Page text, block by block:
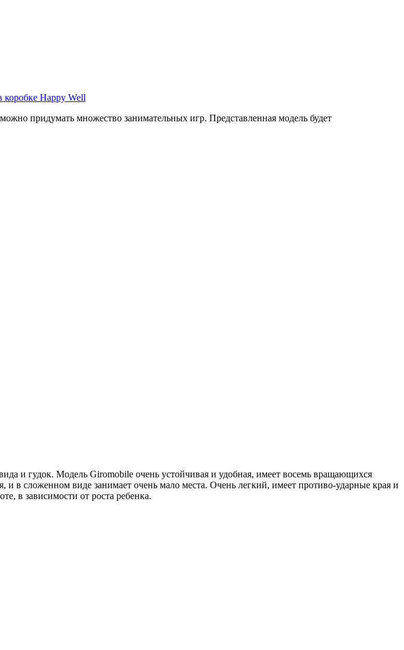
придумать множество занимательных игр. Представленная модель будет
и гудок. Модель Giromobile очень устойчивая и удобная, имеет восемь вращающихся
и в сложенном виде занимает очень мало места. Очень легкий, имеет противо-ударные края и
в зависимости от роста ребенка.